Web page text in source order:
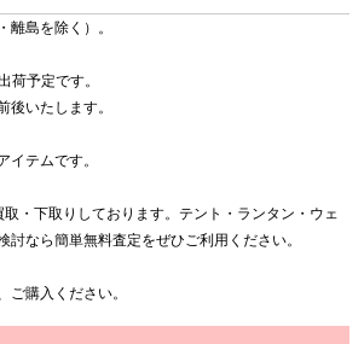
離島を除く）。
荷予定です。
後いたします。
イテムです。
・下取りしております。テント・ランタン・ウェ
討なら簡単無料査定をぜひご利用ください。
ご購入ください。